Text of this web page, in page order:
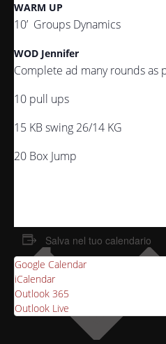
WARM UP
10’ Groups Dynamics
WOD Jennifer
Complete ad many rounds as
10 pull ups
15 KB swing 26/14 KG
20 Box Jump
Salva nel tuo calendario
Google Calendar
iCalendar
Outlook 365
Outlook Live